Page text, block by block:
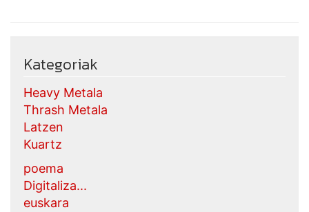
Kategoriak
Heavy Metala
Thrash Metala
Latzen
Kuartz
poema
Digitaliza...
euskara